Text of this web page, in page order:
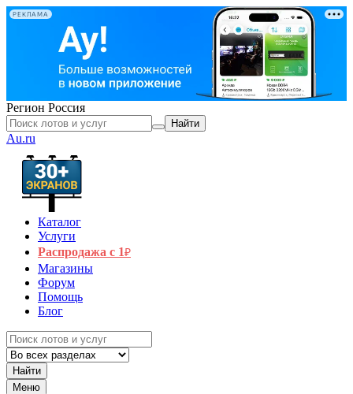
РЕКЛАМА
Регион Россия
Найти
Au.ru
Каталог
Услуги
Распродажа с 1₽
Магазины
Форум
Помощь
Блог
Найти
Меню